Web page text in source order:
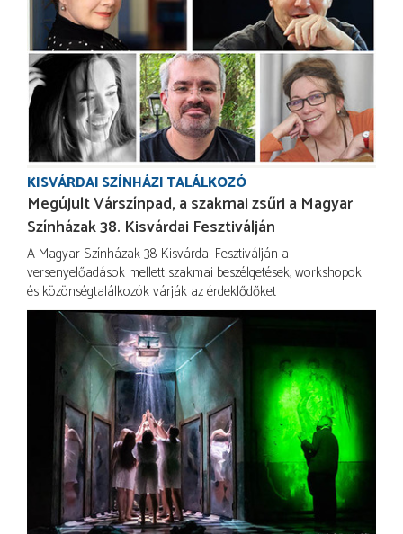
KISVÁRDAI SZÍNHÁZI TALÁLKOZÓ
Megújult Várszínpad, a szakmai zsűri a Magyar
Színházak 38. Kisvárdai Fesztiválján
A Magyar Színházak 38. Kisvárdai Fesztiválján a
versenyelőadások mellett szakmai beszélgetések, workshopok
és közönségtalálkozók várják az érdeklődőket